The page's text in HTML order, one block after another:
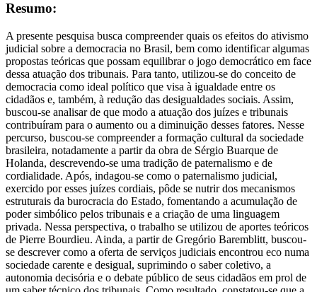
Resumo:
A presente pesquisa busca compreender quais os efeitos do ativismo
judicial sobre a democracia no Brasil, bem como identificar algumas
propostas teóricas que possam equilibrar o jogo democrático em face
dessa atuação dos tribunais. Para tanto, utilizou-se do conceito de
democracia como ideal político que visa à igualdade entre os
cidadãos e, também, à redução das desigualdades sociais. Assim,
buscou-se analisar de que modo a atuação dos juízes e tribunais
contribuíram para o aumento ou a diminuição desses fatores. Nesse
percurso, buscou-se compreender a formação cultural da sociedade
brasileira, notadamente a partir da obra de Sérgio Buarque de
Holanda, descrevendo-se uma tradição de paternalismo e de
cordialidade. Após, indagou-se como o paternalismo judicial,
exercido por esses juízes cordiais, pôde se nutrir dos mecanismos
estruturais da burocracia do Estado, fomentando a acumulação de
poder simbólico pelos tribunais e a criação de uma linguagem
privada. Nessa perspectiva, o trabalho se utilizou de aportes teóricos
de Pierre Bourdieu. Ainda, a partir de Gregório Baremblitt, buscou-
se descrever como a oferta de serviços judiciais encontrou eco numa
sociedade carente e desigual, suprimindo o saber coletivo, a
autonomia decisória e o debate público de seus cidadãos em prol de